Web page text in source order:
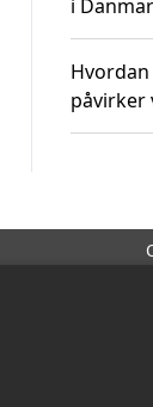
i
påvirker